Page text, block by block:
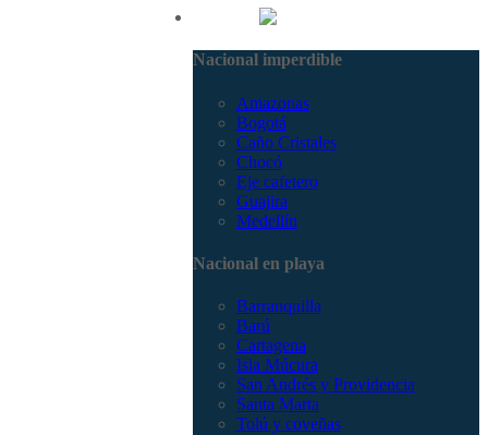
Nacional imperdible
Amazonas
Bogotá
Caño Cristales
Chocó
Eje cafetero
Guajira
Medellín
Nacional en playa
Barranquilla
Barú
Cartagena
Isla Múcura
San Andrés y Providencia
Santa Marta
Tolú y coveñas